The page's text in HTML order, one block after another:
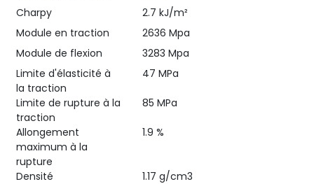
Charpy
2.7 kJ/m²
Module en traction
2636 Mpa
Module de flexion
3283 Mpa
Limite d'élasticité à
la traction
47 MPa
Limite de rupture à la
traction
85 MPa
Allongement
maximum à la
rupture
1.9 %
Densité 1.17 g/cm3